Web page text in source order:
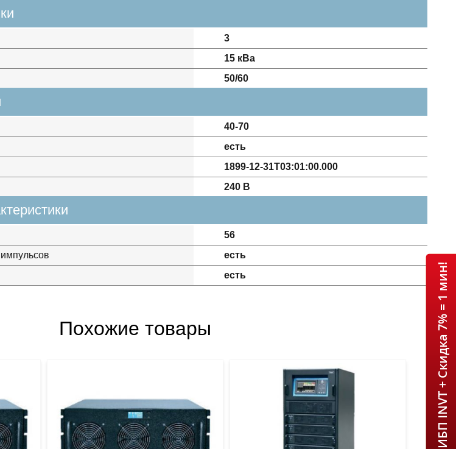
3
15 кВа
50/60
40-70
есть
1899-12-31T03:01:00.000
240 В
56
есть
есть
Похожие товары ИБП INVT + Скидка 7% = 1 мин!